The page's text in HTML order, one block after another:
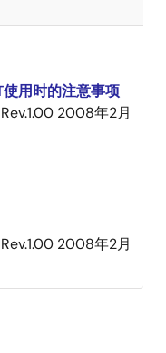
使用时的注意事项
2008年2月
2008年2月